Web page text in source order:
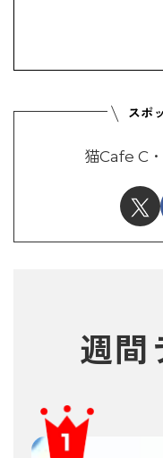
猫Cafe C
週間